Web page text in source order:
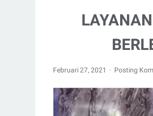
Februari 27, 2021 Posting